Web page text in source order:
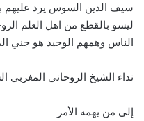
سيف الدين السوس يرد عليهم
ليسو بالقطع من اهل العلم
الناس وهمهم الوحيد هو جني
نداء الشيخ الروحاني
إلى من يهمه الأمر